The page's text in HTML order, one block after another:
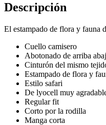
Descripción
El estampado de flora y fauna
Cuello camisero
Abotonado de arriba
Cinturón del mismo
Estampado de flora y
Estilo safari
De lyocell muy
Regular fit
Corto por la rodilla
Manga corta